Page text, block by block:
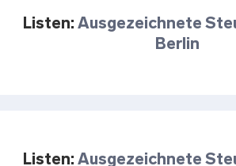
Listen: Ausgezeichnete
Berlin
Listen: Ausgezeichnete